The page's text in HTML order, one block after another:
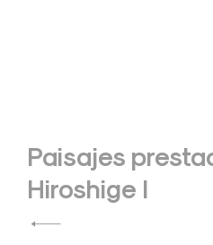
Navegación
de
entradas
Paisajes
Hiroshige I